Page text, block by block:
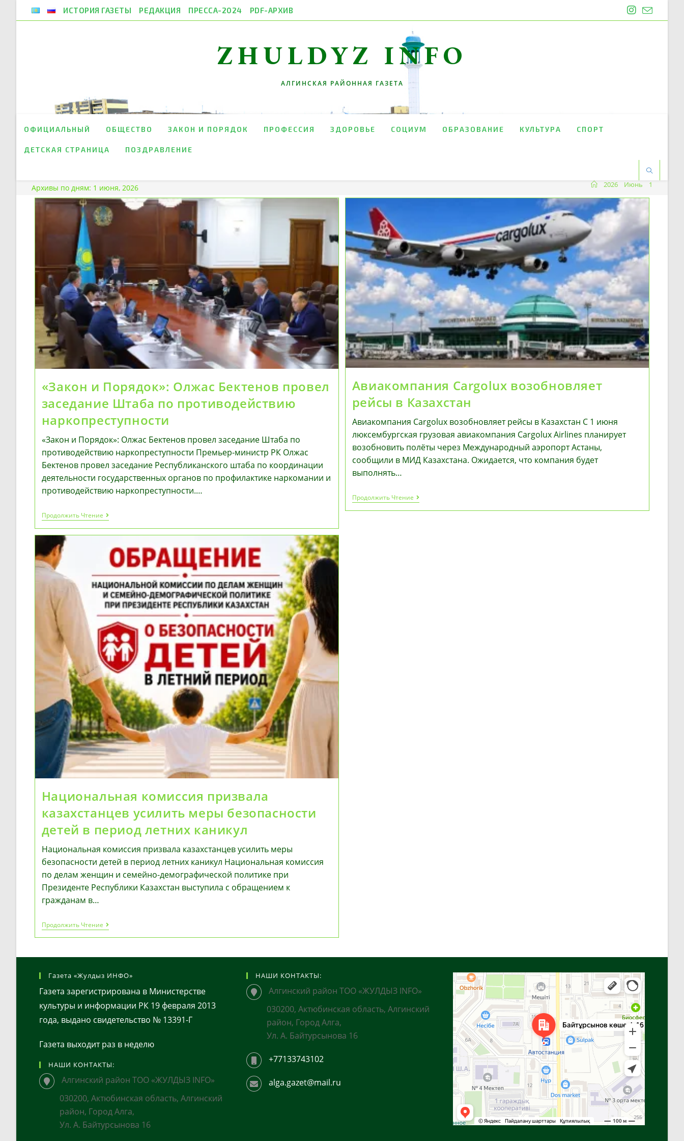
ИСТОРИЯ ГАЗЕТЫ РЕДАКЦИЯ ПРЕССА-2024 PDF-АРХИВ
ZHULDYZ INFO
АЛГИНСКАЯ РАЙОННАЯ ГАЗЕТА
ОФИЦИАЛЬНЫЙ ОБЩЕСТВО ЗАКОН И ПОРЯДОК ПРОФЕССИЯ ЗДОРОВЬЕ СОЦИУМ ОБРАЗОВАНИЕ КУЛЬТУРА СПОРТ
ДЕТСКАЯ СТРАНИЦА ПОЗДРАВЛЕНИЕ
Архивы по дням: 1 июня, 2026 2026 Июнь 1
«Закон и Порядок»: Олжас Бектенов провел
заседание Штаба по противодействию
наркопреступности
«Закон и Порядок»: Олжас Бектенов провел заседание Штаба по
противодействию наркопреступности Премьер-министр РК Олжас
Бектенов провел заседание Республиканского штаба по координации
деятельности государственных органов по профилактике наркомании и
противодействию наркопреступности.…
Продолжить Чтение«Закон
И
Порядок»:
Бектенов
Провел
Заседание
Штаба
По
Противодействию
Наркопреступности
Авиакомпания Cargolux возобновляет
рейсы в Казахстан
Авиакомпания Cargolux возобновляет рейсы в Казахстан С 1 июня
люксембургская грузовая авиакомпания Cargolux Airlines планирует
возобновить полёты через Международный аэропорт Астаны,
сообщили в МИД Казахстана. Ожидается, что компания будет
выполнять…
Продолжить ЧтениеАвиакомпания
Cargolux
Возобновляет
Национальная комиссия призвала
казахстанцев усилить меры безопасности
детей в период летних каникул
Национальная комиссия призвала казахстанцев усилить меры
безопасности детей в период летних каникул Национальная комиссия
по делам женщин и семейно-демографической политике при
Президенте Республики Казахстан выступила с обращением к
гражданам в…
Продолжить ЧтениеНациональная
Комиссия
Призвала
Усилить
Безопасности
В
Период
Летних
Газета «Жулдыз ИНФО»
Газета зарегистрирована в Министерстве
культуры и информации РК 19 февраля 2013
года, выдано свидетельство № 13391-Г
Газета выходит раз в неделю
НАШИ КОНТАКТЫ:
Алгинский район ТОО «ЖУЛДЫЗ INFO»
030200, Актюбинская область, Алгинский
район, Город Алга,
Ул. А. Байтурсынова 16
НАШИ КОНТАКТЫ:
Алгинский район ТОО «ЖУЛДЫЗ INFO»
030200, Актюбинская область, Алгинский
район, Город Алга,
Ул. А. Байтурсынова 16
+77133743102
alga.gazet@mail.ru
Алга
Улица Байтурсынова, 16 — Яндекс Карты